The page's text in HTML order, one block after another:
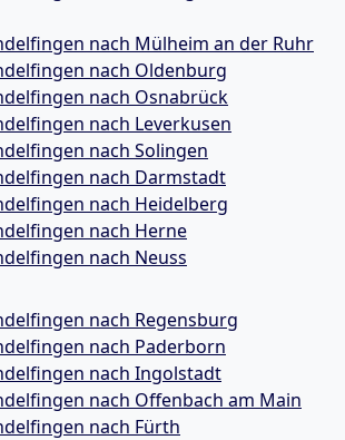
nach Mülheim an der Ruhr
nach Oldenburg
nach Osnabrück
nach Leverkusen
nach Solingen
nach Darmstadt
nach Heidelberg
nach Herne
nach Neuss
nach Regensburg
nach Paderborn
nach Ingolstadt
nach Offenbach am Main
nach Fürth